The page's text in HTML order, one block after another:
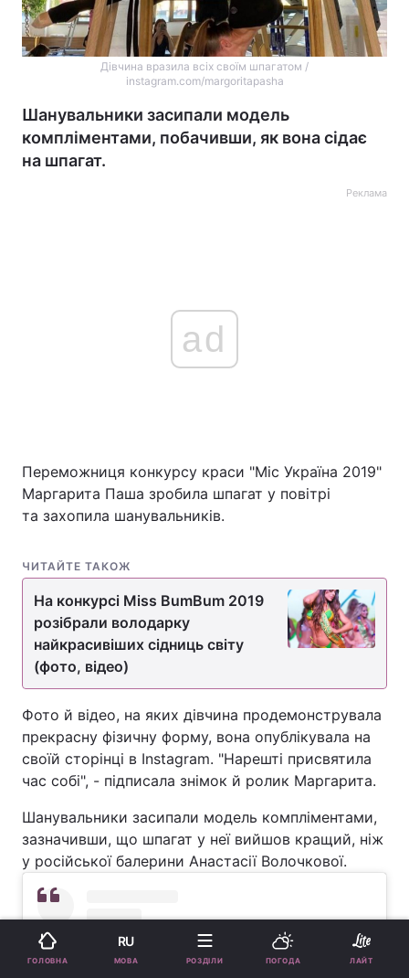
Дівчина вразила всіх своїм шпагатом /
instagram.com/margoritapasha
Шанувальники засипали модель
компліментами, побачивши, як вона сідає
на шпагат.
Реклама
ad
Переможниця конкурсу краси "Міс Україна 2019"
Маргарита Паша зробила шпагат у повітрі
та захопила шанувальників.
ЧИТАЙТЕ ТАКОЖ
На конкурсі Miss BumBum 2019
розібрали володарку
найкрасивіших сідниць світу
(фото, відео)
Фото й відео, на яких дівчина продемонструвала
прекрасну фізичну форму, вона опублікувала на
своїй сторінці в Instagram. "Нарешті присвятила
час собі", - підписала знімок й ролик Маргарита.
Шанувальники засипали модель компліментами,
зазначивши, що шпагат у неї вийшов кращий, ніж
у російської балерини Анастасії Волочкової.
ГОЛОВНА
RU
МОВА РОЗДІЛИ ПОГОДА ЛАЙТ